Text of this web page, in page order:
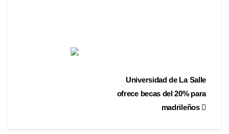
Universidad de La Salle
ofrece becas del 20% para
madrileños